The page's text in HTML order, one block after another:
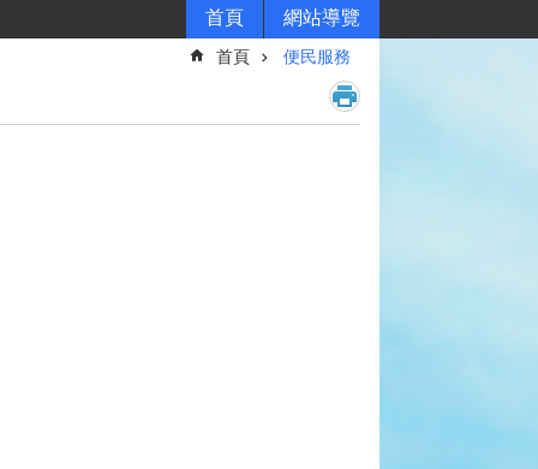
首頁 網站導覽
首頁 便民服務